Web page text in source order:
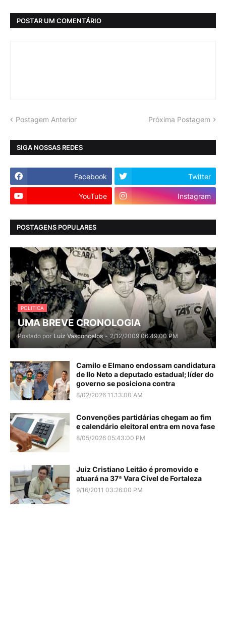
POSTAR UM COMENTÁRIO
Postagem Anterior Próxima Postagem
SIGA NOSSAS REDES
Facebook Twitter
YouTube Instagram
POSTAGENS POPULARES
POLITICA
UMA BREVE CRONOLOGIA
Postado por Luiz Vasconcelos - 2/12/2009 06:49:00 PM
Camilo e Elmano endossam candidatura
de Ilo Neto a deputado estadual; líder do
governo se posiciona contra
8/02/2026 11:13:00 AM
Convenções partidárias chegam ao fim
e calendário eleitoral entra em nova fase
8/05/2026 05:43:00 PM
Juiz Cristiano Leitão é promovido e
atuará na 37ª Vara Cível de Fortaleza
9/16/2011 03:26:00 PM